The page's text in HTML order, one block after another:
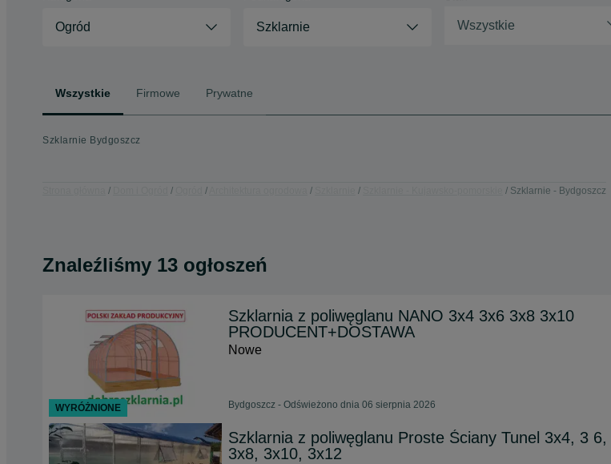
Ogród Szklarnie Wszystkie
Wszystkie Firmowe Prywatne
Szklarnie Bydgoszcz
Szklarnie - Bydgoszcz
Znaleźliśmy 13 ogłoszeń
Szklarnia z poliwęglanu NANO 3x4 3x6 3x8 3x10
PRODUCENT+DOSTAWA
Nowe
Bydgoszcz - Odświeżono dnia 06 sierpnia 2026
Szklarnia z poliwęglanu Proste Ściany Tunel 3x4, 3 6,
3x8, 3x10, 3x12
WYRÓŻNIONE